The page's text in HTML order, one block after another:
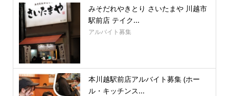
みそだれやきとり さいたまや 川越市
駅前店 テイク...
アルバイト募集
本川越駅前店アルバイト募集 (ホー
ル・キッチンス...